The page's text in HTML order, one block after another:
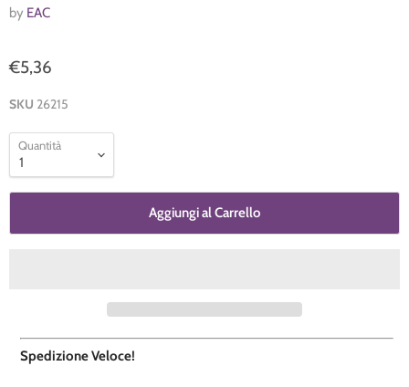
by EAC
€5,36
SKU 26215
Quantità
Aggiungi al Carrello
Spedizione Veloce!